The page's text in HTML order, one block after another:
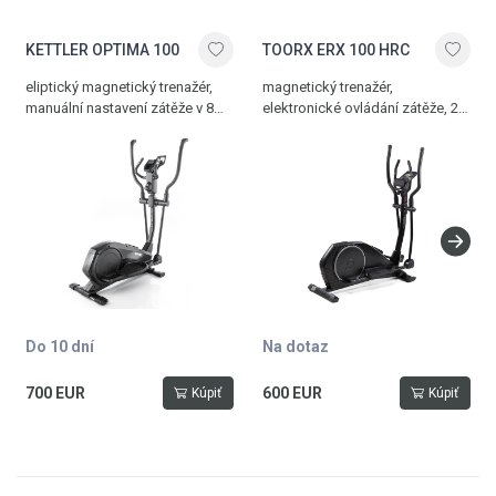
KETTLER OPTIMA 100
eliptický magnetický trenažér,
manuální nastavení zátěže v 8
kroku 32 cm, šířka nášlapů 23
cm, dlaňové senzory, snadno
ovladatelný LCD displej, 12 kg
setrvačník, hmotnost 52 kg,
Do 10 dní
700 EUR Kúpiť
TOORX ERX 100 HRC
magnetický trenažér,
elektronické ovládání zátěže, 23
délka kroku 38 cm, 14 kg
setrvačník, nosnost 130 kg
Na dotaz
600 EUR Kúpiť